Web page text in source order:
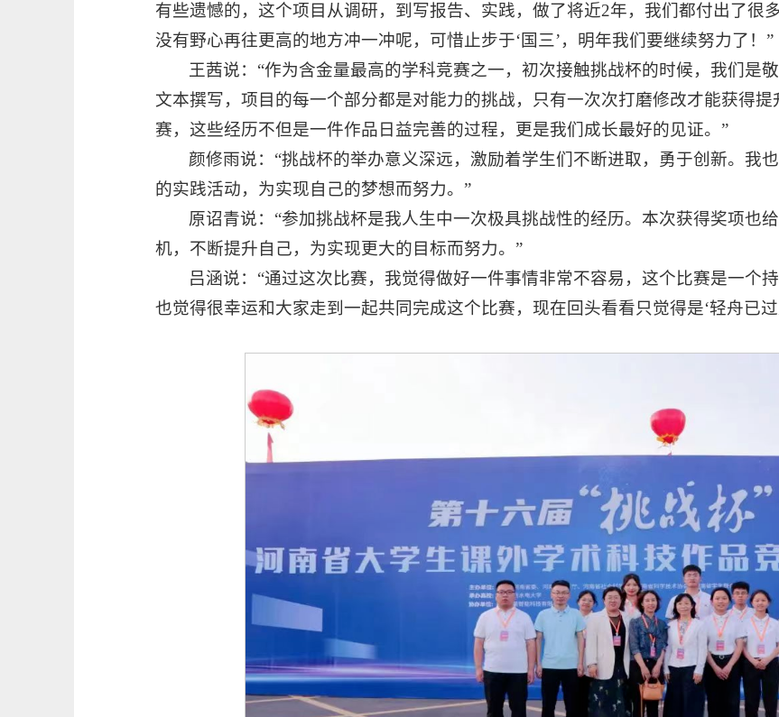
有些遗憾的，这个项目从调研，到写报告、实践，做了将近2年，我们都付出了很
没有野心再往更高的地方冲一冲呢，可惜止步于‘国三’，明年我们要继续努力了！”
王茜说：“作为含金量最高的学科竞赛之一，初次接触挑战杯的时候，我们是
文本撰写，项目的每一个部分都是对能力的挑战，只有一次次打磨修改才能获得
赛，这些经历不但是一件作品日益完善的过程，更是我们成长最好的见证。”
颜修雨说：“挑战杯的举办意义深远，激励着学生们不断进取，勇于创新。我
的实践活动，为实现自己的梦想而努力。”
原诏青说：“参加挑战杯是我人生中一次极具挑战性的经历。本次获得奖项也
机，不断提升自己，为实现更大的目标而努力。”
吕涵说：“通过这次比赛，我觉得做好一件事情非常不容易，这个比赛是一个
也觉得很幸运和大家走到一起共同完成这个比赛，现在回头看看只觉得是‘轻舟已过